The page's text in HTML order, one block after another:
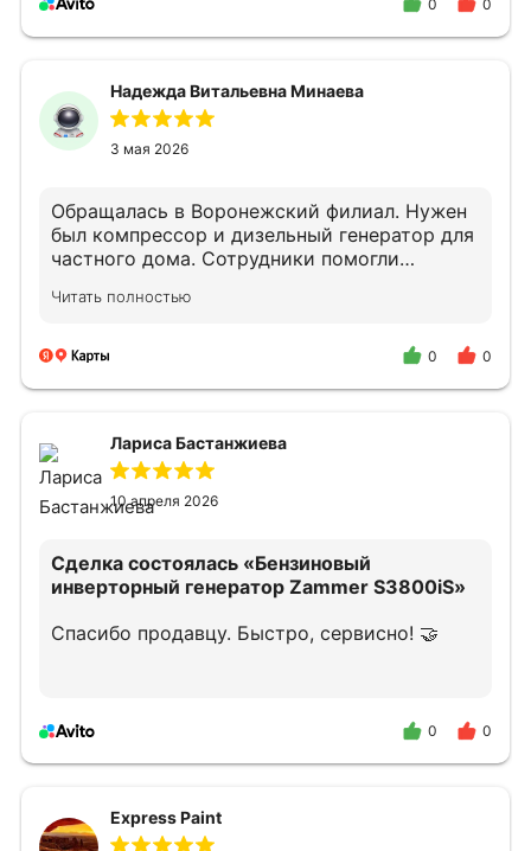
0 0
Надежда Витальевна Минаева
3 мая 2026
Обращалась в Воронежский филиал. Нужен
был компрессор и дизельный генератор для
частного дома. Сотрудники помогли
Квалифицированно проконсультировали по
В случае необходимости снова обращусь и
Читать полностью
0 0
Лариса Бастанжиева
10 апреля 2026
Сделка состоялась «Бензиновый
инверторный генератор Zammer S3800iS»
Спасибо продавцу. Быстро, сервисно! 🤝
0 0
Express Paint